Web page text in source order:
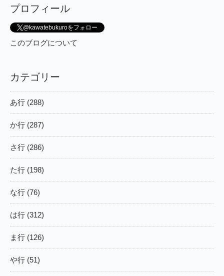
プロフィール
@kawatebukuroをフォロー
このブログについて
カテゴリー
あ行 (288)
か行 (287)
さ行 (286)
た行 (198)
な行 (76)
は行 (312)
ま行 (126)
や行 (51)